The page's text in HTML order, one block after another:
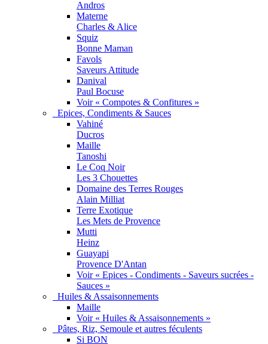
Andros
Materne
Charles & Alice
Squiz
Bonne Maman
Favols
Saveurs Attitude
Danival
Paul Bocuse
Voir « Compotes & Confitures »
Epices, Condiments & Sauces
Vahiné
Ducros
Maille
Tanoshi
Le Coq Noir
Les 3 Chouettes
Domaine des Terres Rouges
Alain Milliat
Terre Exotique
Les Mets de Provence
Mutti
Heinz
Guayapi
Provence D'Antan
Voir « Epices - Condiments - Saveurs sucrées -
Sauces »
Huiles & Assaisonnements
Maille
Voir « Huiles & Assaisonnements »
Pâtes, Riz, Semoule et autres féculents
Si BON